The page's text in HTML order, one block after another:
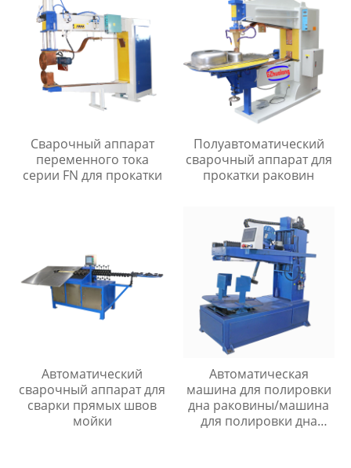
Сварочный аппарат
переменного тока
серии FN для прокатки
Полуавтоматический
сварочный аппарат для
прокатки раковин
Автоматический
сварочный аппарат для
сварки прямых швов
мойки
Автоматическая
машина для полировки
дна раковины/машина
для полировки дна